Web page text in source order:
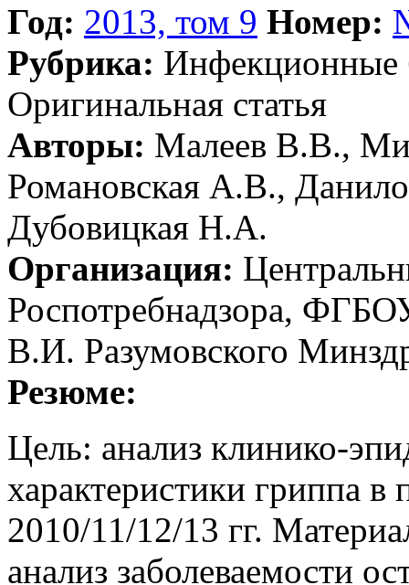
Год: 2013, том 9 Номер:
Рубрика: Инфекционные
Оригинальная статья
Авторы: Малеев В.В.,
Романовская А.В.,
Дубовицкая Н.А.
Организация:
Роспотребнадзора,
В.И. Разумовского
Резюме:
Цель: анализ клинико-
характеристики гриппа в
2010/11/12/13 гг.
анализ заболеваемости